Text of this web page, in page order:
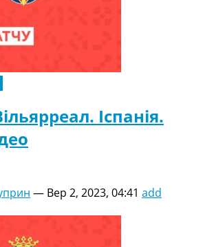
Іспанія.
— Вер 2, 2023, 04:41 add